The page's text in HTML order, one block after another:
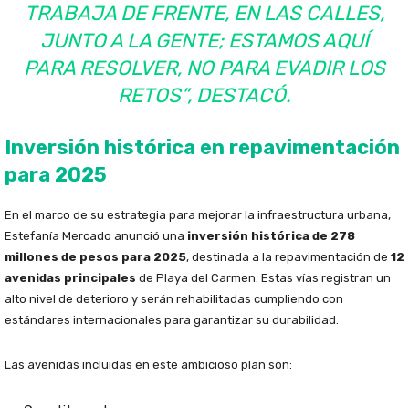
TRABAJA DE FRENTE, EN LAS CALLES,
JUNTO A LA GENTE; ESTAMOS AQUÍ
PARA RESOLVER, NO PARA EVADIR LOS
RETOS”, DESTACÓ.
Inversión histórica en repavimentación
para 2025
En el marco de su estrategia para mejorar la infraestructura urbana,
Estefanía Mercado anunció una inversión histórica de 278
millones de pesos para 2025, destinada a la repavimentación de 12
avenidas principales de Playa del Carmen. Estas vías registran un
alto nivel de deterioro y serán rehabilitadas cumpliendo con
estándares internacionales para garantizar su durabilidad.
Las avenidas incluidas en este ambicioso plan son: